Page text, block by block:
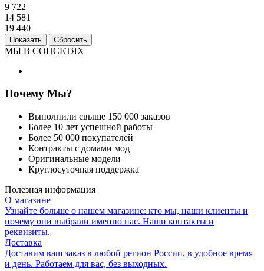
9 722
14 581
19 440
МЫ В СОЦСЕТЯХ
Почему Мы?
Выполнили свыше 150 000 заказов
Более 10 лет успешной работы
Более 50 000 покупателей
Контракты с домами мод
Оригинальные модели
Круглосуточная поддержка
Полезная информация
О магазине
Узнайте больше о нашем магазине: кто мы, наши клиенты и
почему они выбрали именно нас. Наши контакты и
реквизиты.
Доставка
Доставим ваш заказ в любой регион России, в удобное время
и день. Работаем для вас, без выходных.